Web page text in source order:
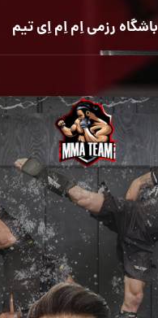
باشگاه رزمی اِم اِم اِی تیم